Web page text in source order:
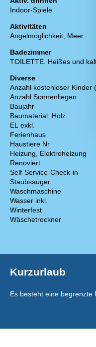
Indoor-Spiele
Aktivitäten
Angelmöglichkeit, Meer
Badezimmer
TOILETTE. Heißes und
Diverse
Anzahl kostenloser Kinder
Anzahl Sonnenliegen
Baujahr
Baumaterial: Holz
EL exkl.
Ferienhaus
Haustiere Nr
Heizung, Elektroheizung
Renoviert
Self-Service-Check-in
Staubsauger
Waschmaschine
Wasser inkl.
Winterfest
Wäschetrockner
Kurzurlaub
Es besteht eine begrenzte